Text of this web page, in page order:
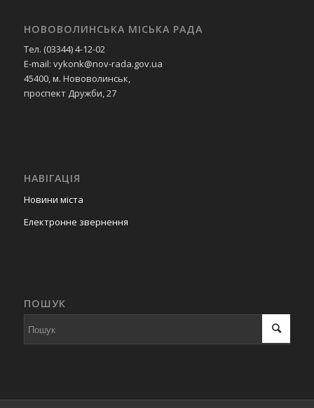
НОВОВОЛИНСЬКА МІСЬКА РАДА
Тел. (03344) 4-12-02
E-mail: vykonk@nov-rada.gov.ua
45400, м. Нововолинськ,
проспект Дружби, 27
НАВІГАЦІЯ
Новини міста
Електронне звернення
ПОШУК